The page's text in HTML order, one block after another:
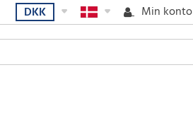
Min konto
DKK